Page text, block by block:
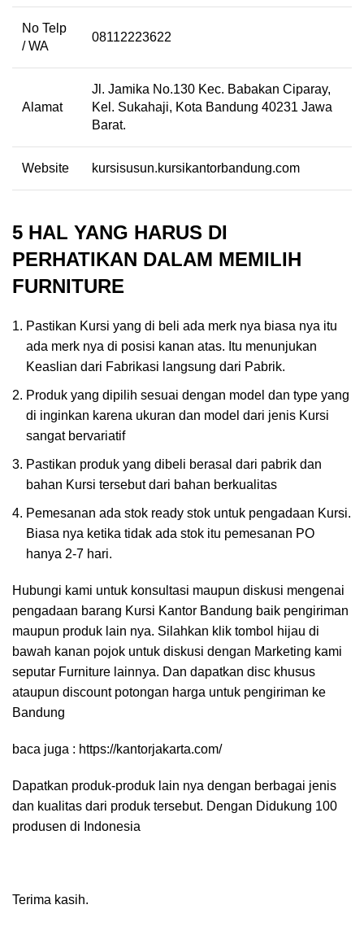
No Telp
/ WA
08112223622
Alamat
Jl. Jamika No.130 Kec. Babakan Ciparay,
Kel. Sukahaji, Kota Bandung 40231 Jawa
Barat.
Website kursisusun.kursikantorbandung.com
5 HAL YANG HARUS DI
PERHATIKAN DALAM MEMILIH
FURNITURE
Pastikan Kursi yang di beli ada merk nya biasa nya itu
ada merk nya di posisi kanan atas. Itu menunjukan
Keaslian dari Fabrikasi langsung dari Pabrik.
Produk yang dipilih sesuai dengan model dan type yang
di inginkan karena ukuran dan model dari jenis Kursi
sangat bervariatif
Pastikan produk yang dibeli berasal dari pabrik dan
bahan Kursi tersebut dari bahan berkualitas
Pemesanan ada stok ready stok untuk pengadaan Kursi.
Biasa nya ketika tidak ada stok itu pemesanan PO
hanya 2-7 hari.
Hubungi kami untuk konsultasi maupun diskusi mengenai
pengadaan barang Kursi Kantor Bandung baik pengiriman
maupun produk lain nya. Silahkan klik tombol hijau di
bawah kanan pojok untuk diskusi dengan Marketing kami
seputar Furniture lainnya. Dan dapatkan disc khusus
ataupun discount potongan harga untuk pengiriman ke
Bandung
baca juga : https://kantorjakarta.com/
Dapatkan produk-produk lain nya dengan berbagai jenis
dan kualitas dari produk tersebut. Dengan Didukung 100
produsen di Indonesia
Terima kasih.